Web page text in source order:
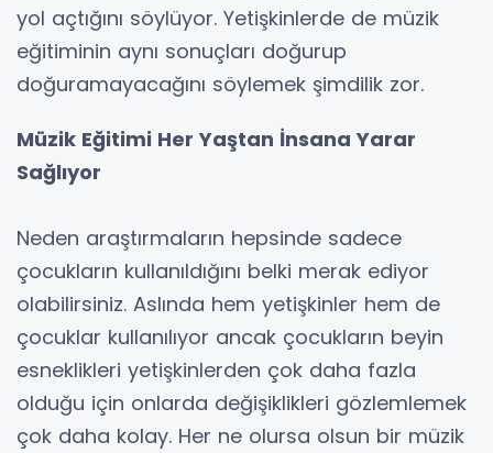
yol açtığını söylüyor. Yetişkinlerde de müzik
eğitiminin aynı sonuçları doğurup
doğuramayacağını söylemek şimdilik zor.
Müzik Eğitimi Her Yaştan İnsana Yarar
Sağlıyor
Neden araştırmaların hepsinde sadece
çocukların kullanıldığını belki merak ediyor
olabilirsiniz. Aslında hem yetişkinler hem de
çocuklar kullanılıyor ancak çocukların beyin
esneklikleri yetişkinlerden çok daha fazla
olduğu için onlarda değişiklikleri gözlemlemek
çok daha kolay. Her ne olursa olsun bir müzik